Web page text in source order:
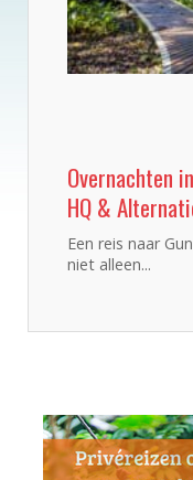
Overnachten
HQ &
Een reis naar
niet alleen...